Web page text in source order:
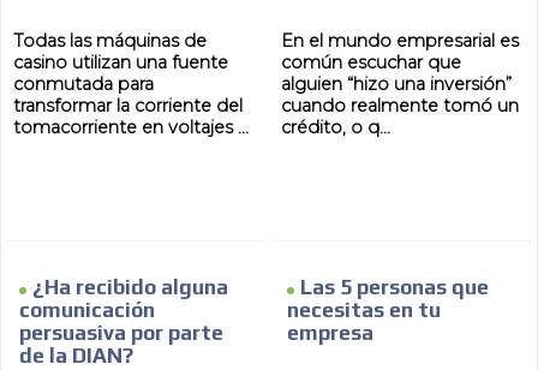
Todas las máquinas de
casino utilizan una fuente
conmutada para
transformar la corriente del
tomacorriente en voltajes ...
En el mundo empresarial es
común escuchar que
alguien “hizo una inversión”
cuando realmente tomó un
crédito, o q...
¿Ha recibido alguna
comunicación
persuasiva por parte
de la DIAN?
Las 5 personas que
necesitas en tu
empresa